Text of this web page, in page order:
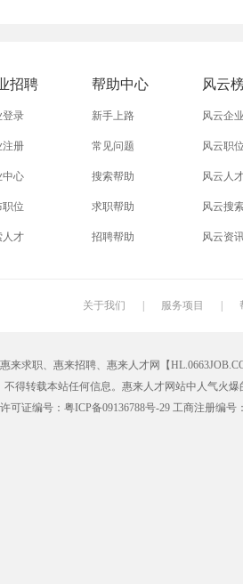
招聘
登录
注册
中心
职位
人才
帮助中心
新手上路
常见问题
搜索帮助
求职帮助
招聘帮助
风云
风云企
风云职
风云人
风云搜
风云资
关于我们 服务项目
求职、惠来招聘、惠来人才网【
得转载本站任何信息。惠来人才网站中人气火
证编号：粤ICP备09136788号-29 工商注册编号